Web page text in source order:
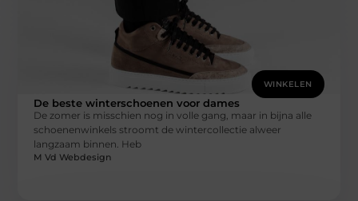
WINKELEN
De beste winterschoenen voor dames
De zomer is misschien nog in volle gang, maar in bijna alle
schoenenwinkels stroomt de wintercollectie alweer
langzaam binnen. Heb
M Vd Webdesign